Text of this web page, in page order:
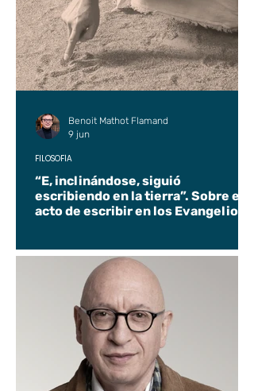
“E, inclinándose, siguió
escribiendo en la tierra”. Sobre el
acto de escribir en los Evangelios.
FILOSOFÍA
Benoit Mathot Flamand
9 jun